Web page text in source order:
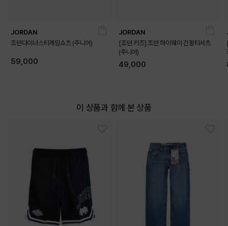
JORDAN
조던다이너스티게임쇼츠 (주니어)
59,000
JORDAN
[조던 키즈] 조던 하이웨이 긴팔티셔츠
(주니어)
49,000
이 상품과 함께 본 상품